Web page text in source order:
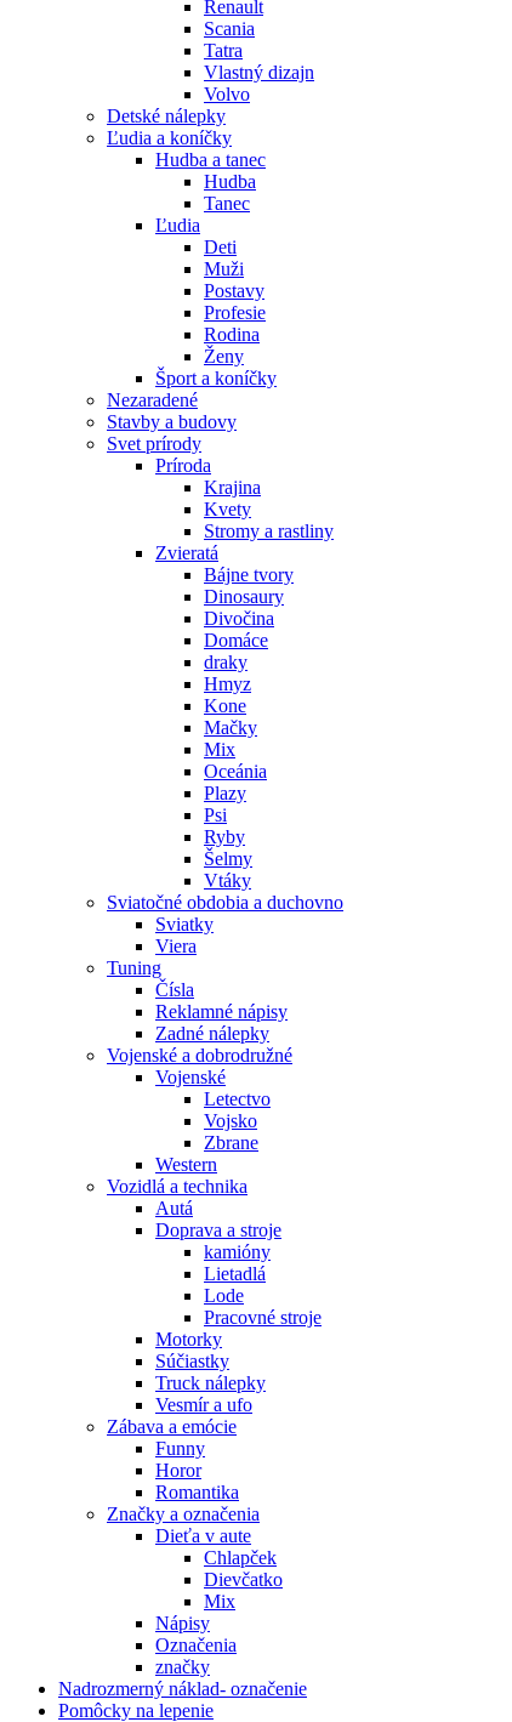
Renault
Scania
Tatra
Vlastný dizajn
Volvo
Detské nálepky
Ľudia a koníčky
Hudba a tanec
Hudba
Tanec
Ľudia
Deti
Muži
Postavy
Profesie
Rodina
Ženy
Šport a koníčky
Nezaradené
Stavby a budovy
Svet prírody
Príroda
Krajina
Kvety
Stromy a rastliny
Zvieratá
Bájne tvory
Dinosaury
Divočina
Domáce
draky
Hmyz
Kone
Mačky
Mix
Oceánia
Plazy
Psi
Ryby
Šelmy
Vtáky
Sviatočné obdobia a duchovno
Sviatky
Viera
Tuning
Čísla
Reklamné nápisy
Zadné nálepky
Vojenské a dobrodružné
Vojenské
Letectvo
Vojsko
Zbrane
Western
Vozidlá a technika
Autá
Doprava a stroje
kamióny
Lietadlá
Lode
Pracovné stroje
Motorky
Súčiastky
Truck nálepky
Vesmír a ufo
Zábava a emócie
Funny
Horor
Romantika
Značky a označenia
Dieťa v aute
Chlapček
Dievčatko
Mix
Nápisy
Označenia
značky
Nadrozmerný náklad- označenie
Pomôcky na lepenie